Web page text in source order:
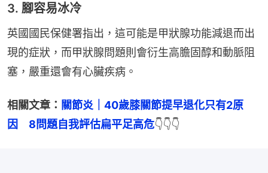
3. 腳容易冰冷
英國國民保健署指出，這可能是甲狀腺功能減退而出
現的症狀，而甲狀腺問題則會衍生高膽固醇和動脈阻
塞，嚴重還會有心臟疾病。
相關文章： 關節炎｜40歲膝關節提早退化只有2原
因　8問題自我評估扁平足高危👇👇👇